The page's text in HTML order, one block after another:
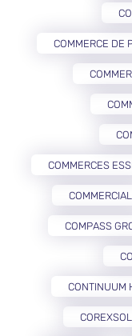
COMMERCE DE
COMMERCES
COMMERCIAL
COMPASS
CONTINUUM